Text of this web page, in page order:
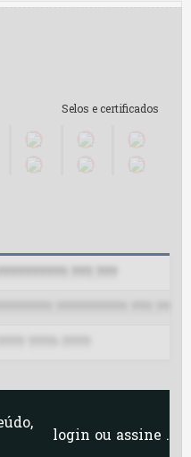
Selos e certificados
login ou assine .